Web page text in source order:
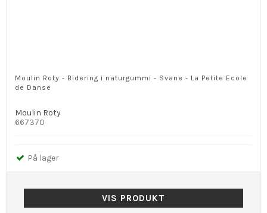
Moulin Roty - Bidering i naturgummi - Svane - La Petite Ecole
de Danse
Moulin Roty
667370
På lager
VIS PRODUKT